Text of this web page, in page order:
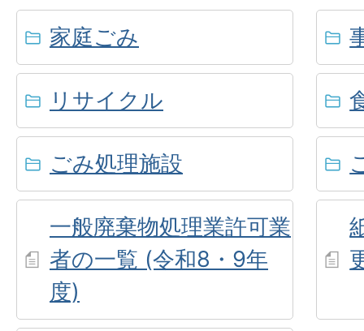
家庭ごみ
リサイクル
ごみ処理施設
一般廃棄物処理業許可業
者の一覧 (令和8・9年
度)